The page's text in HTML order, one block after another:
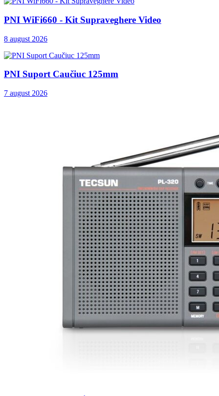
PNI WiFi660 - Kit Supraveghere Video
8 august 2026
PNI Suport Caučiuc 125mm
7 august 2026